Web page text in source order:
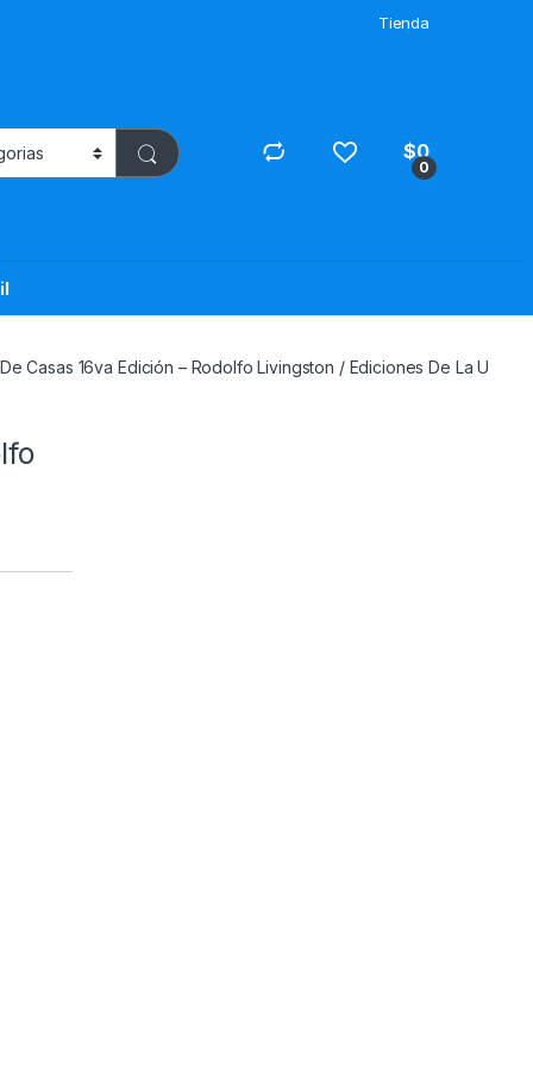
Tienda
0
$0
Casas 16va Edición – Rodolfo Livingston / Ediciones De La U